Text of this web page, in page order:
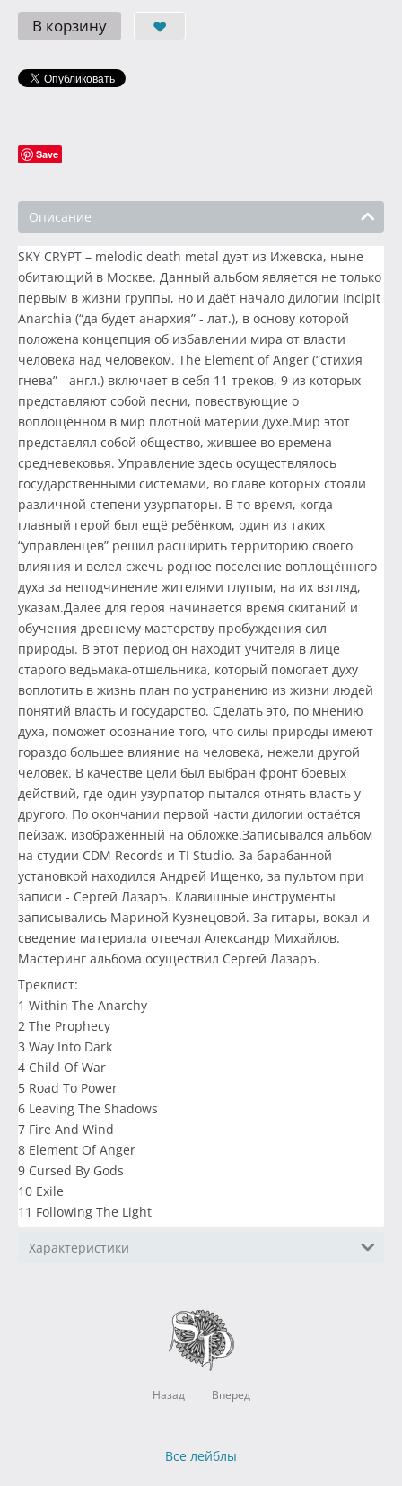
В корзину
Save
Описание
SKY CRYPT – melodic death metal дуэт из Ижевска, ныне
обитающий в Москве. Данный альбом является не только
первым в жизни группы, но и даёт начало дилогии Incipit
Anarchia (“да будет анархия” - лат.), в основу которой
положена концепция об избавлении мира от власти
человека над человеком. The Element of Anger (“стихия
гнева” - англ.) включает в себя 11 треков, 9 из которых
представляют собой песни, повествующие о
воплощённом в мир плотной материи духе.Мир этот
представлял собой общество, жившее во времена
средневековья. Управление здесь осуществлялось
государственными системами, во главе которых стояли
различной степени узурпаторы. В то время, когда
главный герой был ещё ребёнком, один из таких
“управленцев” решил расширить территорию своего
влияния и велел сжечь родное поселение воплощённого
духа за неподчинение жителями глупым, на их взгляд,
указам.Далее для героя начинается время скитаний и
обучения древнему мастерству пробуждения сил
природы. В этот период он находит учителя в лице
старого ведьмака-отшельника, который помогает духу
воплотить в жизнь план по устранению из жизни людей
понятий власть и государство. Сделать это, по мнению
духа, поможет осознание того, что силы природы имеют
гораздо большее влияние на человека, нежели другой
человек. В качестве цели был выбран фронт боевых
действий, где один узурпатор пытался отнять власть у
другого. По окончании первой части дилогии остаётся
пейзаж, изображённый на обложке.Записывался альбом
на студии CDM Records и TI Studio. За барабанной
установкой находился Андрей Ищенко, за пультом при
записи - Сергей Лазаръ. Клавишные инструменты
записывались Мариной Кузнецовой. За гитары, вокал и
сведение материала отвечал Александр Михайлов.
Мастеринг альбома осуществил Сергей Лазаръ.
Треклист:
1 Within The Anarchy
2 The Prophecy
3 Way Into Dark
4 Child Of War
5 Road To Power
6 Leaving The Shadows
7 Fire And Wind
8 Element Of Anger
9 Cursed By Gods
10 Exile
11 Following The Light
Характеристики
Назад Вперед
Все лейблы